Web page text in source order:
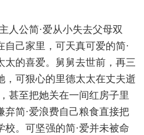
人公简·爱从小失去父母双
己家里，可天真可爱的简·
的喜爱。舅舅去世前，再三
，可狠心的里德太太在丈夫逝
甚至把她关在一间红房子里
简·爱浪费自己粮食直接把
。可坚强的简·爱并未被命